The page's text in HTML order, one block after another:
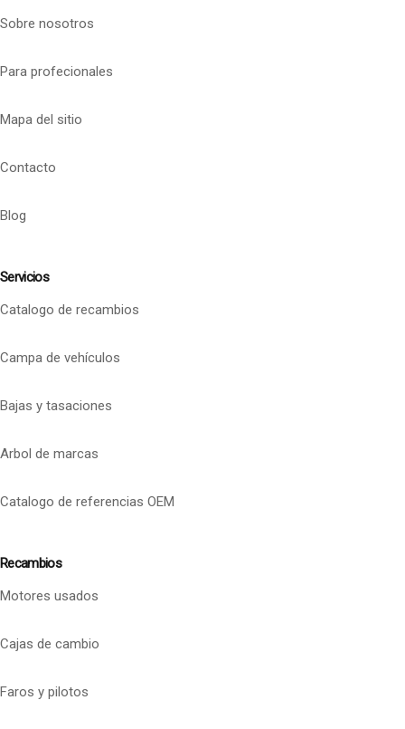
Sobre nosotros
Para profecionales
Mapa del sitio
Contacto
Blog
Servicios
Catalogo de recambios
Campa de vehículos
Bajas y tasaciones
Arbol de marcas
Catalogo de referencias OEM
Recambios
Motores usados
Cajas de cambio
Faros y pilotos